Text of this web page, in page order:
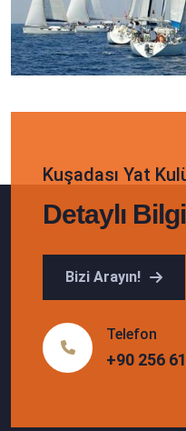
Kuşadası Yat
Detaylı
Bizi Arayın!
Telefon
+90 256